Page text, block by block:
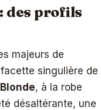
des profils
majeurs de
singulière de
, à la robe
désaltérante, une